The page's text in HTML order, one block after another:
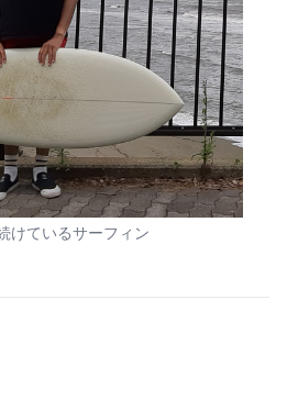
けているサーフィン